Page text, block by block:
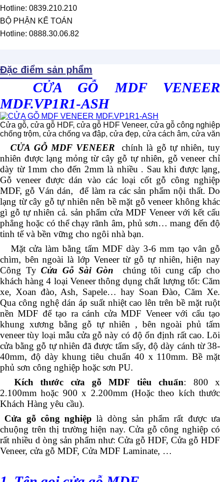
Hotline: 0839.210.210
BỘ PHẬN KẾ TOÁN
Hotline: 0888.30.06.82
Đặc điểm sản phẩm
CỬA GỖ MDF VENEER
MDF.VP1R1-ASH
Cửa gỗ, cửa gỗ HDF, cửa gỗ HDF Veneer, cửa gỗ công
chống trộm, cửa chống va đập, cửa đẹp, cửa cách âm, cửa
CỬA GỖ MDF VENEER
chính là gỗ tự nhiên, tuy
nhiên được lạng mỏng từ cây gỗ tự nhiên, gỗ veneer chỉ
dày từ 1mm cho đến 2mm là nhiều . Sau khi được lạng,
Gỗ veneer được dán vào các loại cốt gỗ công nghiệp
MDF, gỗ Ván dán, để làm ra các sản phẩm nội thất. Do
lạng từ cây gỗ tự nhiên nên bề mặt gỗ veneer không khác
gì gỗ tự nhiên cả. sản phẩm cửa MDF Veneer với kết cấu
phẳng hoặc có thể chạy rãnh âm, phủ sơn… mang đến độ
tinh tế và bền vững cho ngôi nhà bạn.
Mặt cửa làm bằng tấm MDF dày 3-6 mm tạo vân gỗ
chìm, bên ngoài là lớp Veneer từ gỗ tự nhiên, hiện nay
Công TyCửa Gỗ Sài Gòn
chúng tôi cung cấp cho
khách hàng 4 loại Veneer thông dụng chất lượng tốt: Căm
xe, Xoan đào, Ash, Sapele… hay Soan Đào, Căm Xe.
Qua công nghệ dán áp suất nhiệt cao lên trên bề mặt ruột
nền MDF để tạo ra cánh cửa MDF Veneer với cấu tạo
khung xương bằng gỗ tự nhiên , bên ngoài phủ tấm
veneer tùy loại mẫu cửa gỗ này có độ ổn định rất cao. Lõi
cửa bằng gỗ tự nhiên đã được tẩm sấy, độ dày cánh từ 38-
40mm, độ dày khung tiêu chuẩn 40 x 110mm. Bề mặt
phủ sơn công nghiệp hoặc sơn PU.
Kích thước cửa gỗ MDF tiêu chuẩn: 800 x
2.100mm hoặc 900 x 2.200mm (Hoặc theo kích thước
Khách Hàng yêu cầu).
Cửa gỗ công nghiệp là dòng sản phẩm rất được ưa
chuộng trên thị trường hiện nay. Cửa gỗ công nghiệp có
rất nhiều d òng sản phẩm như: Cửa gỗ HDF, Cửa gỗ HDF
Veneer, cửa gỗ MDF, Cửa MDF Laminate, …